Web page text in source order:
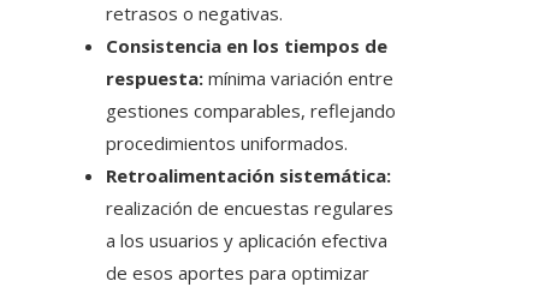
retrasos o negativas.
Consistencia en los tiempos de
respuesta: mínima variación entre
gestiones comparables, reflejando
procedimientos uniformados.
Retroalimentación sistemática:
realización de encuestas regulares
a los usuarios y aplicación efectiva
de esos aportes para optimizar